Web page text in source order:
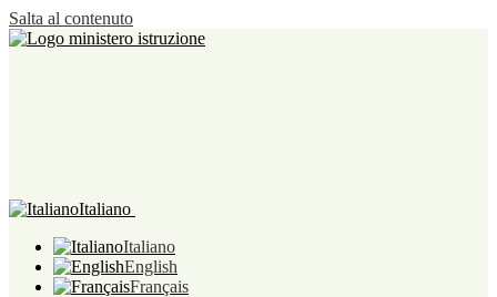
Salta al contenuto
Italiano
Italiano
English
Français